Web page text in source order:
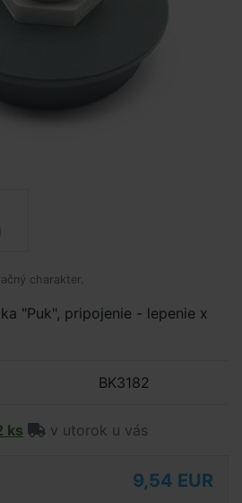
charakter.
"Puk", pripojenie - lepenie x
BK3182
ks v utorok u vás
9,54 EUR